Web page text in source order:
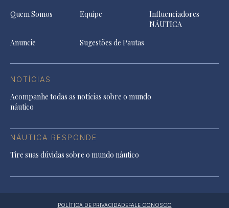
Quem Somos Equipe
Influenciadores
NÁUTICA
Anuncie
Sugestões de Pautas
NOTÍCIAS
Acompanhe todas as notícias sobre o mundo
náutico
NÁUTICA RESPONDE
Tire suas dúvidas sobre o mundo náutico
POLÍTICA DE PRIVACIDADEFALE CONOSCO